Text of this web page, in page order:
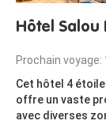
Hôtel Salou
Prochain voyage:
Cet hôtel 4
offre un vaste
avec diverses